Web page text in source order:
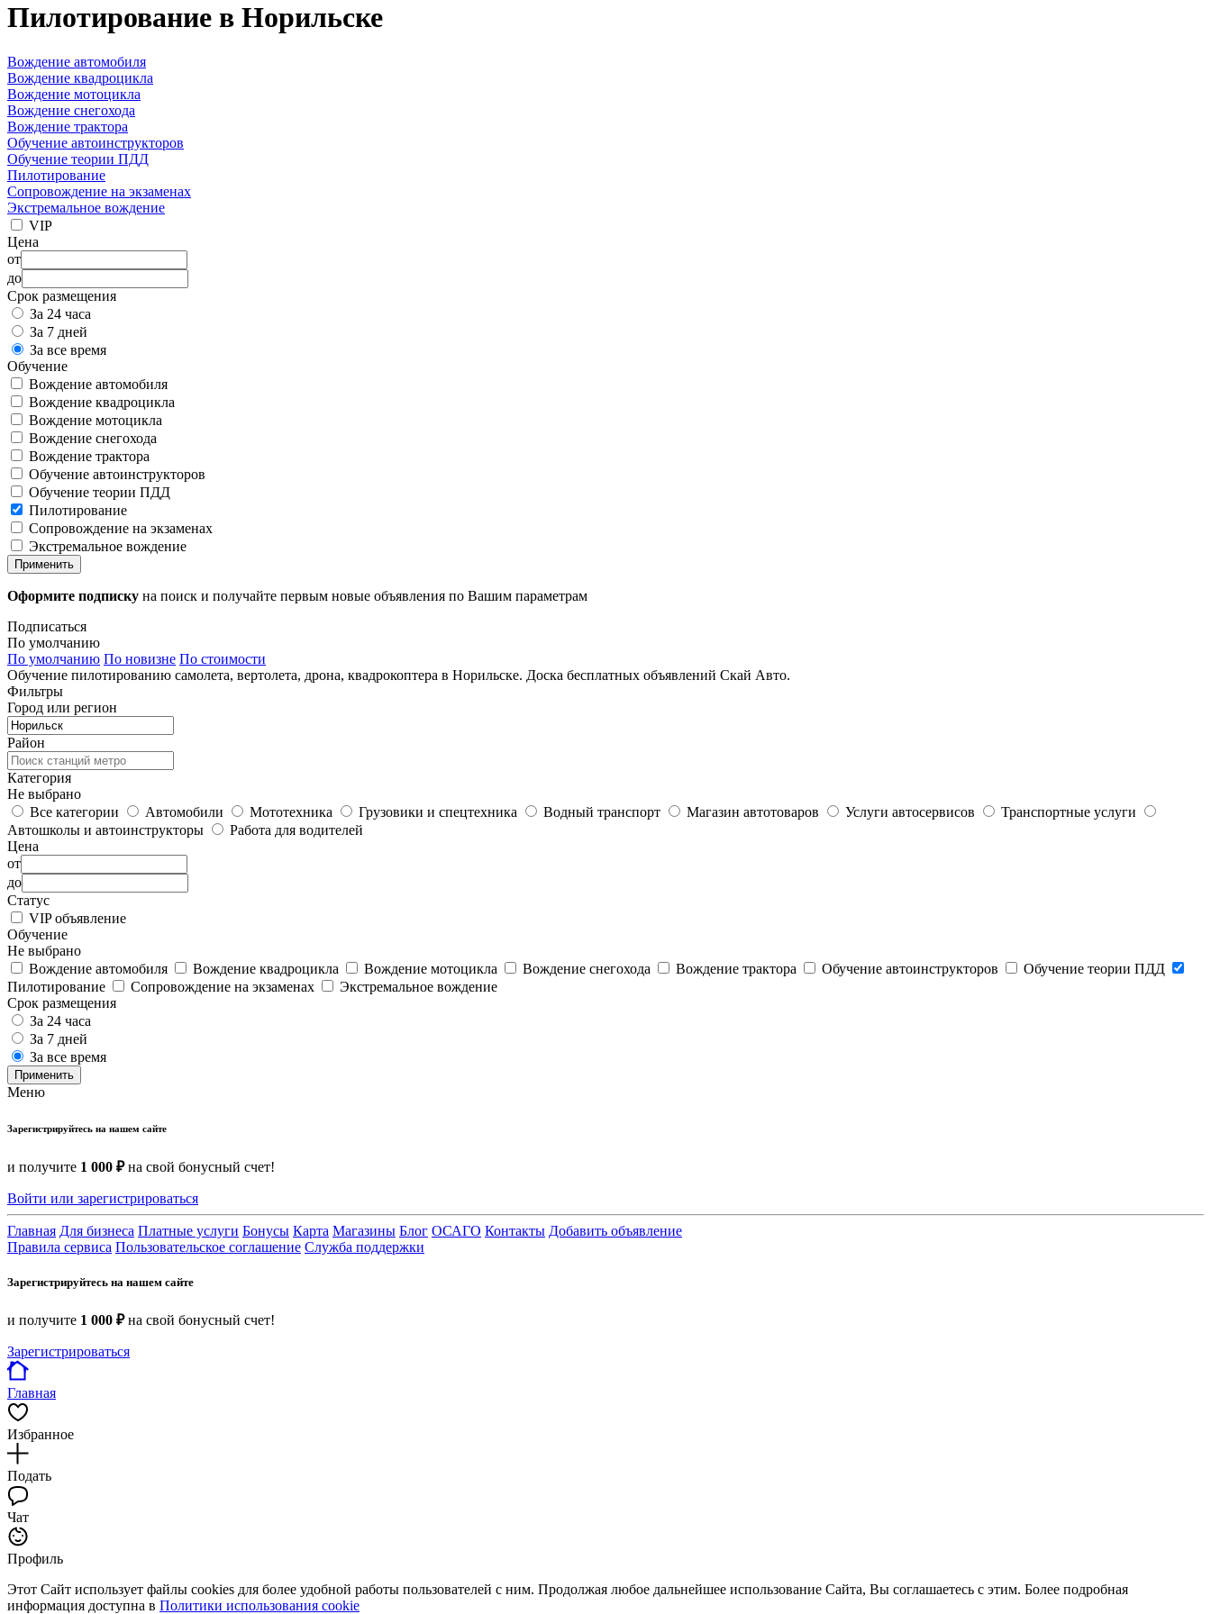
Пилотирование в Норильске
Вождение автомобиля
Вождение квадроцикла
Вождение мотоцикла
Вождение снегохода
Вождение трактора
Обучение автоинструкторов
Обучение теории ПДД
Пилотирование
Сопровождение на экзаменах
Экстремальное вождение
VIP
Цена
от
до
Срок размещения
За 24 часа
За 7 дней
За все время
Обучение
Вождение автомобиля
Вождение квадроцикла
Вождение мотоцикла
Вождение снегохода
Вождение трактора
Обучение автоинструкторов
Обучение теории ПДД
Пилотирование
Сопровождение на экзаменах
Экстремальное вождение
Применить
Оформите подписку на поиск и получайте первым новые объявления по Вашим параметрам
Подписаться
По умолчанию
По умолчанию По новизне По стоимости
Обучение пилотированию самолета, вертолета, дрона, квадрокоптера в Норильске. Доска бесплатных объявлений Скай Авто.
Фильтры
Город или регион
Район
Категория
Не выбрано
Все категории
Автомобили Мототехника Грузовики и спецтехника Водный транспорт Магазин автотоваров Услуги автосервисов
Транспортные услуги
Автошколы и автоинструкторы
Работа для водителей
Цена
от
до
Статус
VIP объявление
Обучение
Не выбрано
Вождение автомобиля
Вождение квадроцикла Вождение мотоцикла Вождение снегохода Вождение трактора Обучение автоинструкторов
Обучение теории ПДД
Пилотирование
Сопровождение на экзаменах
Экстремальное вождение
Срок размещения
За 24 часа
За 7 дней
За все время
Применить
Меню
Зарегистрируйтесь на нашем сайте
и получите 1 000 ₽на свой бонусный счет!
Войти или зарегистрироваться
Главная Для бизнеса Платные услуги Бонусы Карта Магазины Блог ОСАГО Контакты Добавить объявление
Правила сервиса Пользовательское соглашение Служба поддержки
Зарегистрируйтесь на нашем сайте
и получите 1 000 ₽на свой бонусный счет!
Зарегистрироваться
Главная
Избранное
Подать
Чат
Профиль
Этот Сайт использует файлы cookies для более удобной работы пользователей с ним. Продолжая любое дальнейшее использование Сайта, Вы соглашаетесь с этим. Более подробная
информация доступна в Политики использования cookie